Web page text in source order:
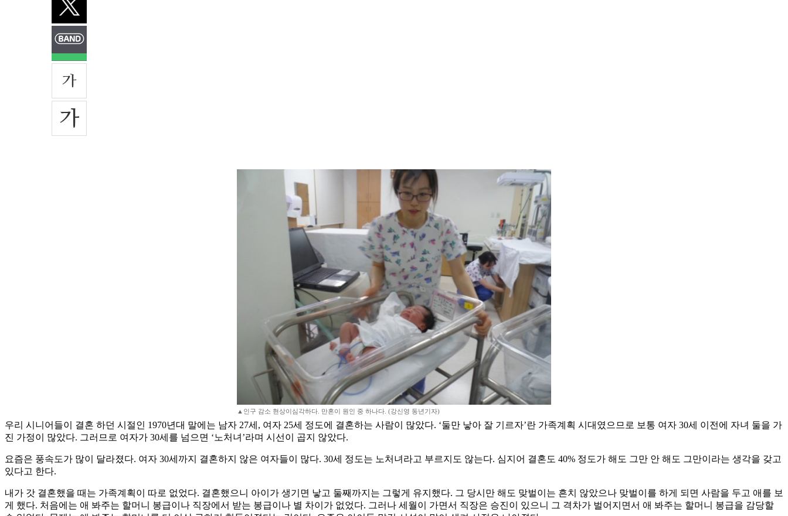
▲인구 감소 현상이심각하다. 만혼이 원인 중 하나다. (강신영 동년기자)
우리 시니어들이 결혼 하던 시절인 1970년대 말에는 남자 27세, 여자 25세 정도에 결혼하는 사람이 많았다. ‘둘만 낳아 잘 기르자’란 가족계획 시대였으므로 보통 여자 30세 이전에 자녀 둘을 가
진 가정이 많았다. 그러므로 여자가 30세를 넘으면 ‘노처녀’라며 시선이 곱지 않았다.
요즘은 풍속도가 많이 달라졌다. 여자 30세까지 결혼하지 않은 여자들이 많다. 30세 정도는 노처녀라고 부르지도 않는다. 심지어 결혼도 40% 정도가 해도 그만 안 해도 그만이라는 생각을 갖고
있다고 한다.
내가 갓 결혼했을 때는 가족계획이 따로 없었다. 결혼했으니 아이가 생기면 낳고 둘째까지는 그렇게 유지했다. 그 당시만 해도 맞벌이는 흔치 않았으나 맞벌이를 하게 되면 사람을 두고 애를 보
게 했다. 처음에는 애 봐주는 할머니 봉급이나 직장에서 받는 봉급이나 별 차이가 없었다. 그러나 세월이 가면서 직장은 승진이 있으니 그 격차가 벌어지면서 애 봐주는 할머니 봉급을 감당할